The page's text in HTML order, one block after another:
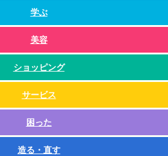
学ぶ
美容
ショッピング
サービス
困った
造る・直す